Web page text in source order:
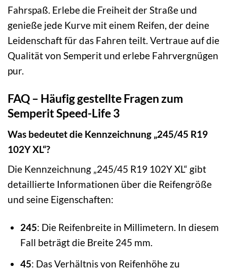
Fahrspaß. Erlebe die Freiheit der Straße und
genieße jede Kurve mit einem Reifen, der deine
Leidenschaft für das Fahren teilt. Vertraue auf die
Qualität von Semperit und erlebe Fahrvergnügen
pur.
FAQ – Häufig gestellte Fragen zum
Semperit Speed-Life 3
Was bedeutet die Kennzeichnung „245/45 R19
102Y XL“?
Die Kennzeichnung „245/45 R19 102Y XL“ gibt
detaillierte Informationen über die Reifengröße
und seine Eigenschaften:
245: Die Reifenbreite in Millimetern. In diesem
Fall beträgt die Breite 245 mm.
45: Das Verhältnis von Reifenhöhe zu